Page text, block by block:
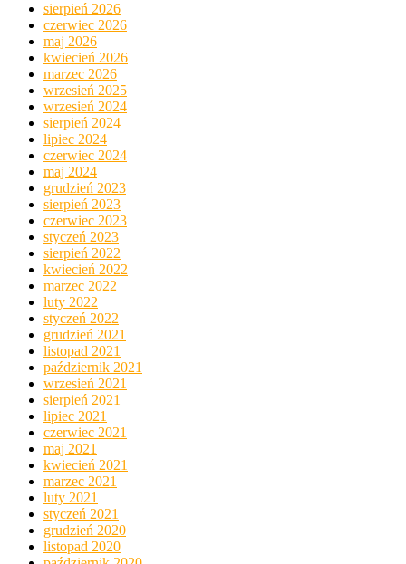
sierpień 2026
czerwiec 2026
maj 2026
kwiecień 2026
marzec 2026
wrzesień 2025
wrzesień 2024
sierpień 2024
lipiec 2024
czerwiec 2024
maj 2024
grudzień 2023
sierpień 2023
czerwiec 2023
styczeń 2023
sierpień 2022
kwiecień 2022
marzec 2022
luty 2022
styczeń 2022
grudzień 2021
listopad 2021
październik 2021
wrzesień 2021
sierpień 2021
lipiec 2021
czerwiec 2021
maj 2021
kwiecień 2021
marzec 2021
luty 2021
styczeń 2021
grudzień 2020
listopad 2020